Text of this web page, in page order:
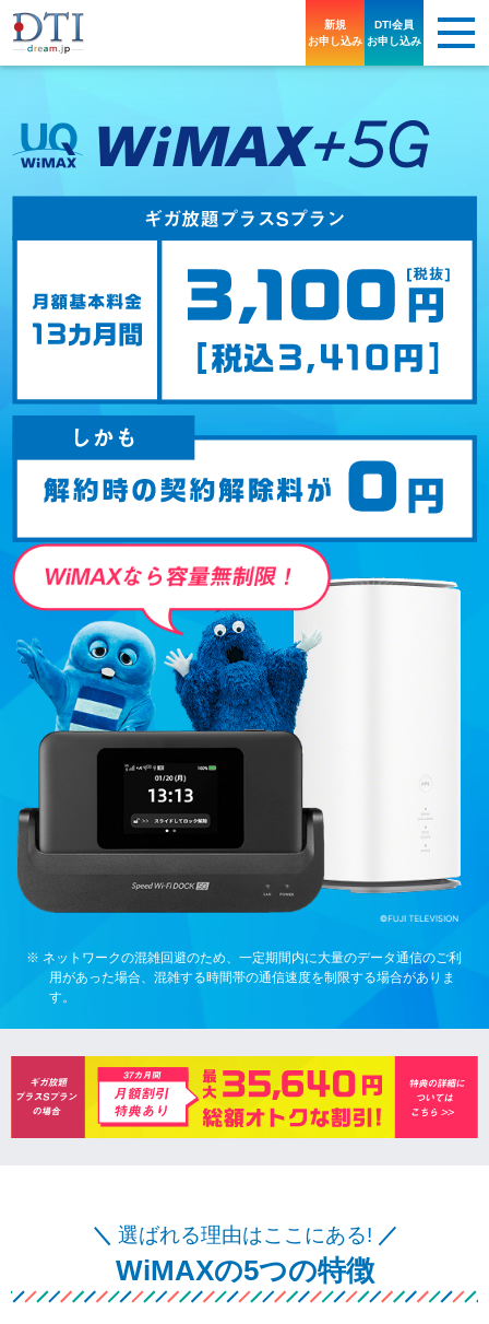
新規
お申し込み
DTI会員
お申し込み
※ ネットワークの混雑回避のため、一定期間内に大量のデータ通信のご利
用があった場合、混雑する時間帯の通信速度を制限する場合がありま
す。
＼ 選ばれる理由はここにある! ／
WiMAXの5つの特徴